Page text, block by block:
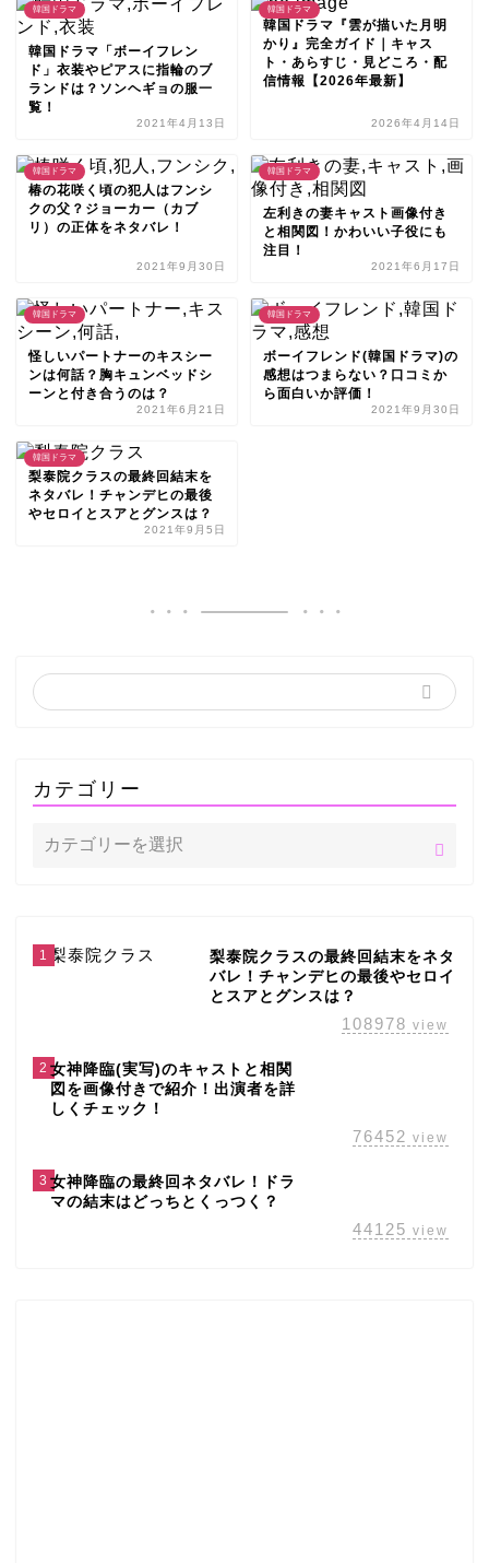
韓国ドラマ
韓国ドラマ「ボーイフレン
ド」衣装やピアスに指輪のブ
ランドは？ソンヘギョの服一
覧！
2021年4月13日
韓国ドラマ
韓国ドラマ『雲が描いた月明
かり』完全ガイド｜キャス
ト・あらすじ・見どころ・配
信情報【2026年最新】
2026年4月14日
韓国ドラマ
椿の花咲く頃の犯人はフンシ
クの父？ジョーカー（カブ
リ）の正体をネタバレ！
2021年9月30日
韓国ドラマ
左利きの妻キャスト画像付き
と相関図！かわいい子役にも
注目！
2021年6月17日
韓国ドラマ
怪しいパートナーのキスシー
ンは何話？胸キュンベッドシ
ーンと付き合うのは？
2021年6月21日
韓国ドラマ
ボーイフレンド(韓国ドラマ)の
感想はつまらない？口コミか
ら面白いか評価！
2021年9月30日
韓国ドラマ
梨泰院クラスの最終回結末を
ネタバレ！チャンデヒの最後
やセロイとスアとグンスは？
2021年9月5日
カテゴリー
1
梨泰院クラスの最終回結末をネタ
バレ！チャンデヒの最後やセロイ
とスアとグンスは？
108978 view
2 女神降臨(実写)のキャストと相関
図を画像付きで紹介！出演者を詳
しくチェック！
76452 view
3 女神降臨の最終回ネタバレ！ドラ
マの結末はどっちとくっつく？
44125 view